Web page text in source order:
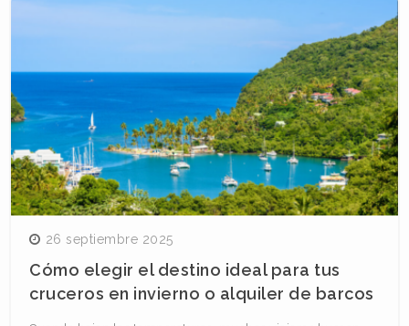
26 septiembre 2025
Cómo elegir el destino ideal para tus
cruceros en invierno o alquiler de barcos